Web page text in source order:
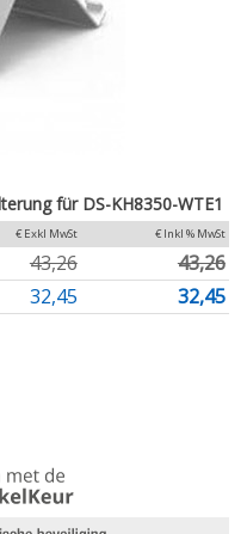
für DS-KH8350-WTE1
€ Exkl MwSt € Inkl % MwSt
43,26 43,26
32,45 32,45